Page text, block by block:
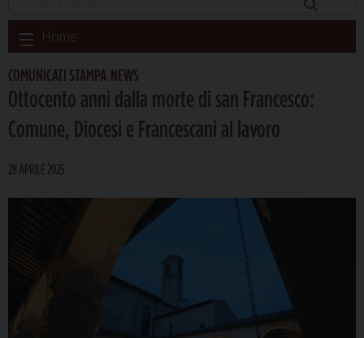
Skip
to
content
Home
COMUNICATI STAMPA NEWS
Ottocento anni dalla morte di san Francesco:
Comune, Diocesi e Francescani al lavoro
28 APRILE 2025